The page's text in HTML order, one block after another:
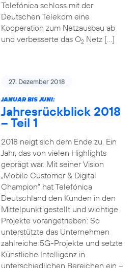
Telefónica schloss mit der
Deutschen Telekom eine
Kooperation zum Netzausbau ab
und verbesserte das O2Netz […]
27. Dezember 2018
JANUAR BIS JUNI:
Jahresrückblick 2018
– Teil 1
2018 neigt sich dem Ende zu. Ein
Jahr, das von vielen Highlights
geprägt war. Mit seiner Vision
„Mobile Customer & Digital
Champion“ hat Telefónica
Deutschland den Kunden in den
Mittelpunkt gestellt und wichtige
Projekte vorangetrieben: So
unterstützte das Unternehmen
zahlreiche 5G-Projekte und setzte
Künstliche Intelligenz in
unterschiedlichen Bereichen ein –